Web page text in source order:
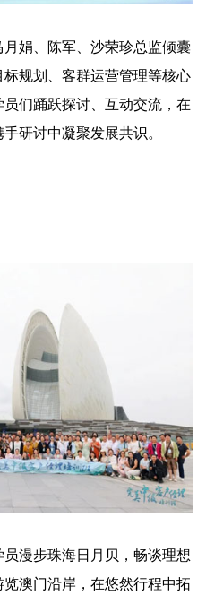
娟、陈军、沙荣珍总监倾囊
规划、客群运营管理等核心
们踊跃探讨、互动交流，在
研讨中凝聚发展共识。
漫步珠海日月贝，畅谈理想
澳门沿岸，在悠然行程中拓